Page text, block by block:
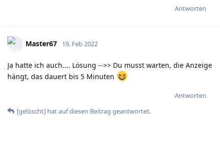
Antworten
Master67 19. Feb 2022
Ja hatte ich auch.... Lösung -->> Du musst warten, die Anzeige
hängt, das dauert bis 5 Minuten
Antworten
[gelöscht] hatauf diesen Beitrag geantwortet.